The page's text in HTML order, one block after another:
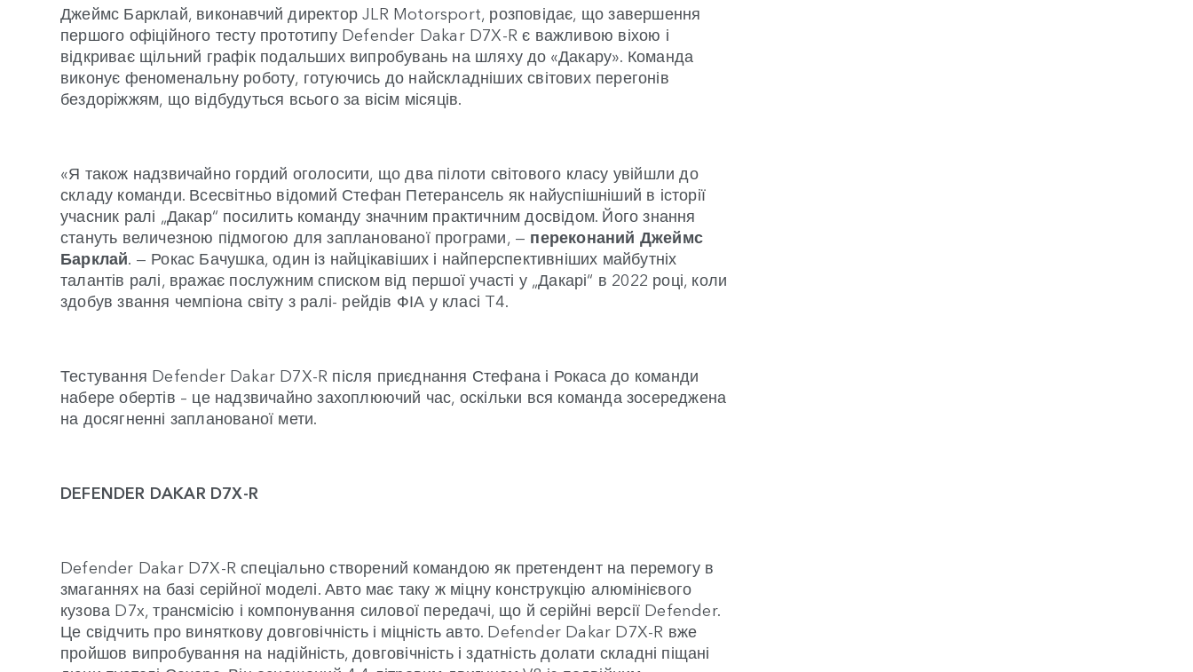
Джеймс Барклай, виконавчий директор JLR Motorsport, розповідає, що завершення
першого офіційного тесту прототипу Defender Dakar D7X-R є важливою віхою і
відкриває щільний графік подальших випробувань на шляху до «Дакару». Команда
виконує феноменальну роботу, готуючись до найскладніших світових перегонів
бездоріжжям, що відбудуться всього за вісім місяців.
«Я також надзвичайно гордий оголосити, що два пілоти світового класу увійшли до
складу команди. Всесвітньо відомий Стефан Петерансель як найуспішніший в історії
учасник ралі „Дакар“ посилить команду значним практичним досвідом. Його знання
стануть величезною підмогою для запланованої програми, — переконаний Джеймс
Барклай. — Рокас Бачушка, один із найцікавіших і найперспективніших майбутніх
талантів ралі, вражає послужним списком від першої участі у „Дакарі“ в 2022 році, коли
здобув звання чемпіона світу з ралі- рейдів ФІА у класі T4.
Тестування Defender Dakar D7X-R після приєднання Стефана і Рокаса до команди
набере обертів – це надзвичайно захоплюючий час, оскільки вся команда зосереджена
на досягненні запланованої мети.
DEFENDER DAKAR D7X-R
Defender Dakar D7X-R спеціально створений командою як претендент на перемогу в
змаганнях на базі серійної моделі. Авто має таку ж міцну конструкцію алюмінієвого
кузова D7x, трансмісію і компонування силової передачі, що й серійні версії Defender.
Це свідчить про виняткову довговічність і міцність авто. Defender Dakar D7X-R вже
пройшов випробування на надійність, довговічність і здатність долати складні піщані